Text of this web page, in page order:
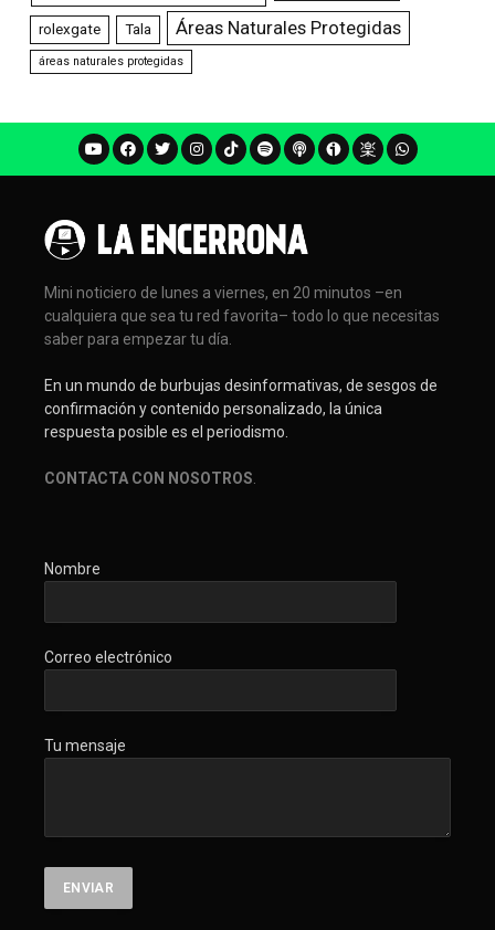
rolexgate Tala Áreas Naturales Protegidas
áreas naturales protegidas
Mini noticiero de lunes a viernes, en 20 minutos –en
cualquiera que sea tu red favorita– todo lo que necesitas
saber para empezar tu día.
En un mundo de burbujas desinformativas, de sesgos de
confirmación y contenido personalizado, la única
respuesta posible es el periodismo.
CONTACTA CON NOSOTROS
Nombre
Correo electrónico
Tu mensaje